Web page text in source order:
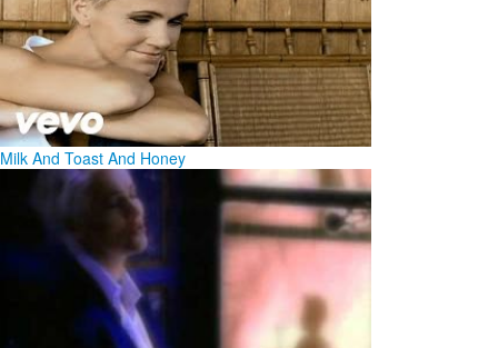
Milk And Toast And Honey